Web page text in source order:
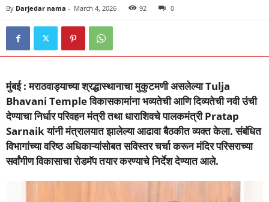
By Darjedar nama - March 4, 2026 92 0
मुंबई : मराठवाड्याच्या श्रद्धास्थानाचा मुकुटमणी असलेल्याTulja
Bhavani Templeविकासकामांना भव्यतेची आणि दिव्यतेची नवी उंची
देण्याचा निर्धार परिवहन मंत्री तथा धाराशिवचे पालकमंत्रीPratap
Sarnaikयांनी मंत्रालयात झालेल्या आढावा बैठकीत व्यक्त केला. संबंधित
विभागांच्या वरिष्ठ अधिकाऱ्यांसोबत सविस्तर चर्चा करून मंदिर परिसराच्या
सर्वांगीण विकासाचा रोडमॅप तयार करण्याचे निर्देश देण्यात आले.